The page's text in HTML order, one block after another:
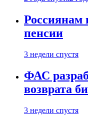
Россиянам
пенсии
3 недели спустя
ФАС
возврата
3 недели спустя